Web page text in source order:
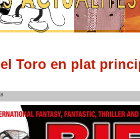
Toro en plat